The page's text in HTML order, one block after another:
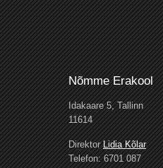
Nõmme Erakool
Idakaare 5, Tallinn
11614
DirektorLidia Kõlar
Telefon: 6701 087